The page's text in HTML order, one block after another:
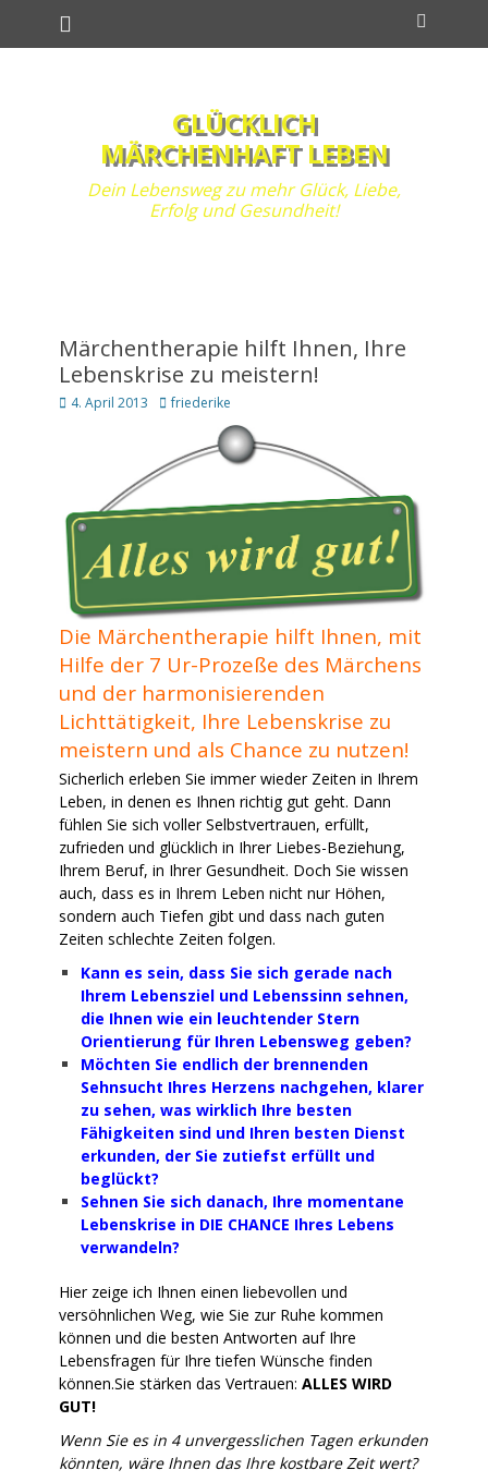
Inhalt
Primäres Menü
GLÜCKLICH
MÄRCHENHAFT LEBEN
Dein Lebensweg zu mehr Glück, Liebe,
Erfolg und Gesundheit!
Märchentherapie hilft Ihnen, Ihre
Lebenskrise zu meistern!
Posted
4. April 2013 Autor
friederike
Die Märchentherapie hilft Ihnen, mit
Hilfe der 7 Ur-Prozeße des Märchens
und der harmonisierenden
Lichttätigkeit, Ihre Lebenskrise zu
meistern und als Chance zu nutzen!
Sicherlich erleben Sie immer wieder Zeiten in Ihrem
Leben, in denen es Ihnen richtig gut geht. Dann
fühlen Sie sich voller Selbstvertrauen, erfüllt,
zufrieden und glücklich in Ihrer Liebes-Beziehung,
Ihrem Beruf, in Ihrer Gesundheit. Doch Sie wissen
auch, dass es in Ihrem Leben nicht nur Höhen,
sondern auch Tiefen gibt und dass nach guten
Zeiten schlechte Zeiten folgen.
Kann es sein, dass Sie sich gerade nach
Ihrem Lebensziel und Lebenssinn sehnen,
die Ihnen wie ein leuchtender Stern
Orientierung für Ihren Lebensweg geben?
Möchten Sie endlich der brennenden
Sehnsucht Ihres Herzens nachgehen, klarer
zu sehen, was wirklich Ihre besten
Fähigkeiten sind und Ihren besten Dienst
erkunden, der Sie zutiefst erfüllt und
beglückt?
Sehnen Sie sich danach, Ihre momentane
Lebenskrise in DIE CHANCE Ihres Lebens
verwandeln?
Hier zeige ich Ihnen einen liebevollen und
versöhnlichen Weg, wie Sie zur Ruhe kommen
können und die besten Antworten auf Ihre
Lebensfragen für Ihre tiefen Wünsche finden
können.Sie stärken das Vertrauen: ALLES WIRD
GUT!
Wenn Sie es in 4 unvergesslichen Tagen erkunden
könnten, wäre Ihnen das Ihre kostbare Zeit wert?